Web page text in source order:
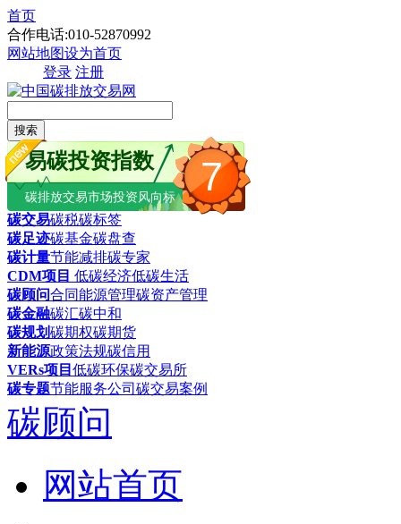
首页
合作电话:010-52870992
网站地图设为首页
登录 注册
搜索
7
易碳投资指数
碳排放交易市场投资风向标
碳交易碳税碳标签
碳足迹碳基金碳盘查
碳计量节能减排碳专家
CDM项目 低碳经济低碳生活
碳顾问合同能源管理碳资产管理
碳金融碳汇碳中和
碳规划碳期权碳期货
新能源政策法规碳信用
VERs项目 低碳环保碳交易所
碳专题节能服务公司 碳交易案例
碳顾问
网站首页